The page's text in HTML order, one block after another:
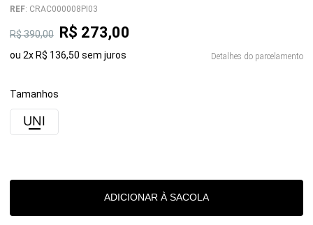
REF: CRAC000008PI03
R$390,00 R$ 273,00
ou 2x R$ 136,50 sem juros Detalhes do parcelamento
Tamanhos
UNI
ADICIONAR À SACOLA